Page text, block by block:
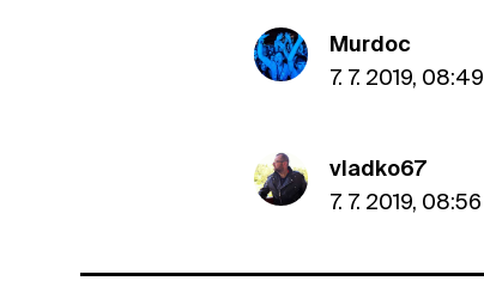
Murdoc
7. 7. 2019, 08:49
vladko67
7. 7. 2019, 08:56